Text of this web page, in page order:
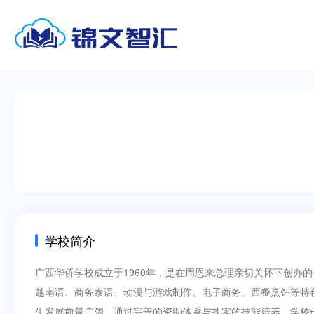
学校简介
广西华侨学校成立于1960年，是在周恩来总理亲切关怀下创办
越南语、商务泰语、动漫与游戏制作、电子商务、西餐烹饪等
生发展前景广阔。通过完善的资助体系与扎实的技能培养，学